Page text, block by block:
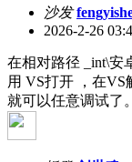
沙发
2026-2-26
在相对路径 _int\安
用 VS打开 ，在VS
就可以任意调试了。